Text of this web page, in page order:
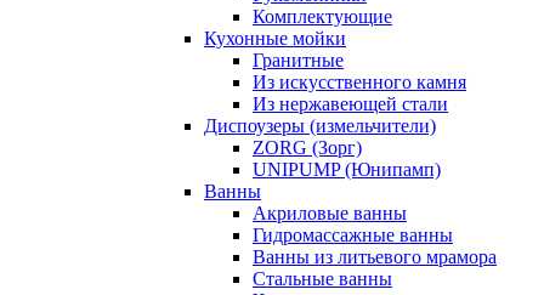
Комплектующие
Кухонные мойки
Гранитные
Из искусственного камня
Из нержавеющей стали
Диспоузеры (измельчители)
ZORG (Зорг)
UNIPUMP (Юнипамп)
Ванны
Акриловые ванны
Гидромассажные ванны
Ванны из литьевого мрамора
Стальные ванны